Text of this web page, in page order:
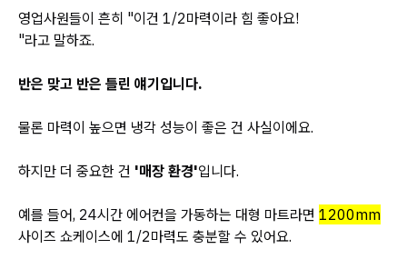
영업사원들이 흔히 "이건 1/2마력이라 힘 좋아요!
"라고 말하죠.
반은 맞고 반은 틀린 얘기입니다.
물론 마력이 높으면 냉각 성능이 좋은 건 사실이에요.
하지만 더 중요한 건 '매장 환경'입니다.
예를 들어, 24시간 에어컨을 가동하는 대형 마트라면 1200mm
사이즈 쇼케이스에 1/2마력도 충분할 수 있어요.